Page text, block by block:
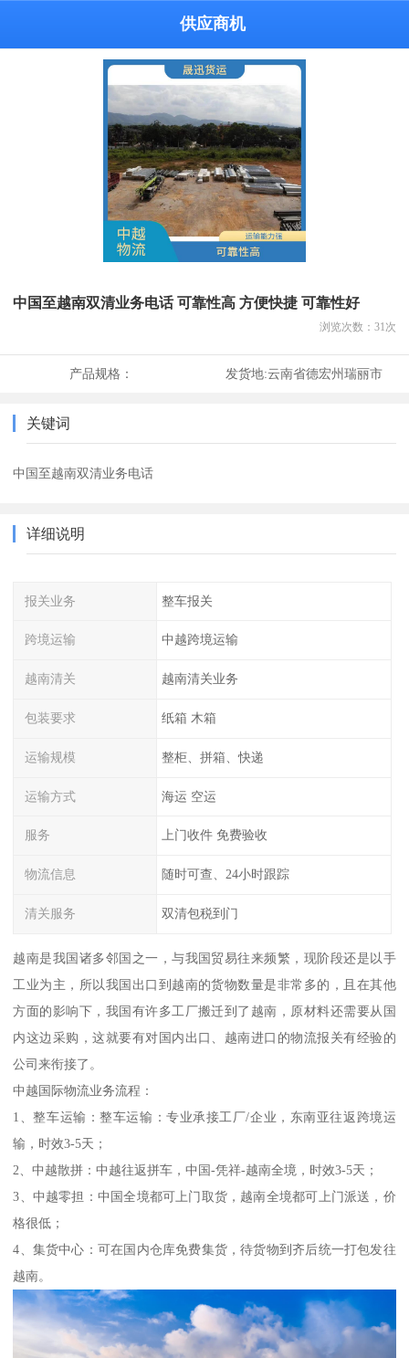
供应商机
中国至越南双清业务电话 可靠性高 方便快捷 可靠性好
浏览次数： 31 次
产品规格： 发货地:云南省德宏州瑞丽市
关键词
中国至越南双清业务电话
详细说明
报关业务 整车报关
跨境运输 中越跨境运输
越南清关 越南清关业务
包装要求 纸箱 木箱
运输规模 整柜、拼箱、快递
运输方式 海运 空运
服务 上门收件 免费验收
物流信息 随时可查、24小时跟踪
清关服务 双清包税到门
越南是我国诸多邻国之一，与我国贸易往来频繁，现阶段还是以手
工业为主，所以我国出口到越南的货物数量是非常多的，且在其他
方面的影响下，我国有许多工厂搬迁到了越南，原材料还需要从国
内这边采购，这就要有对国内出口、越南进口的物流报关有经验的
公司来衔接了。
中越国际物流业务流程：
1、整车运输：整车运输：专业承接工厂/企业，东南亚往返跨境运
输，时效3-5天；
2、中越散拼：中越往返拼车，中国-凭祥-越南全境，时效3-5天；
3、中越零担：中国全境都可上门取货，越南全境都可上门派送，价
格很低；
4、集货中心：可在国内仓库免费集货，待货物到齐后统一打包发往
越南。